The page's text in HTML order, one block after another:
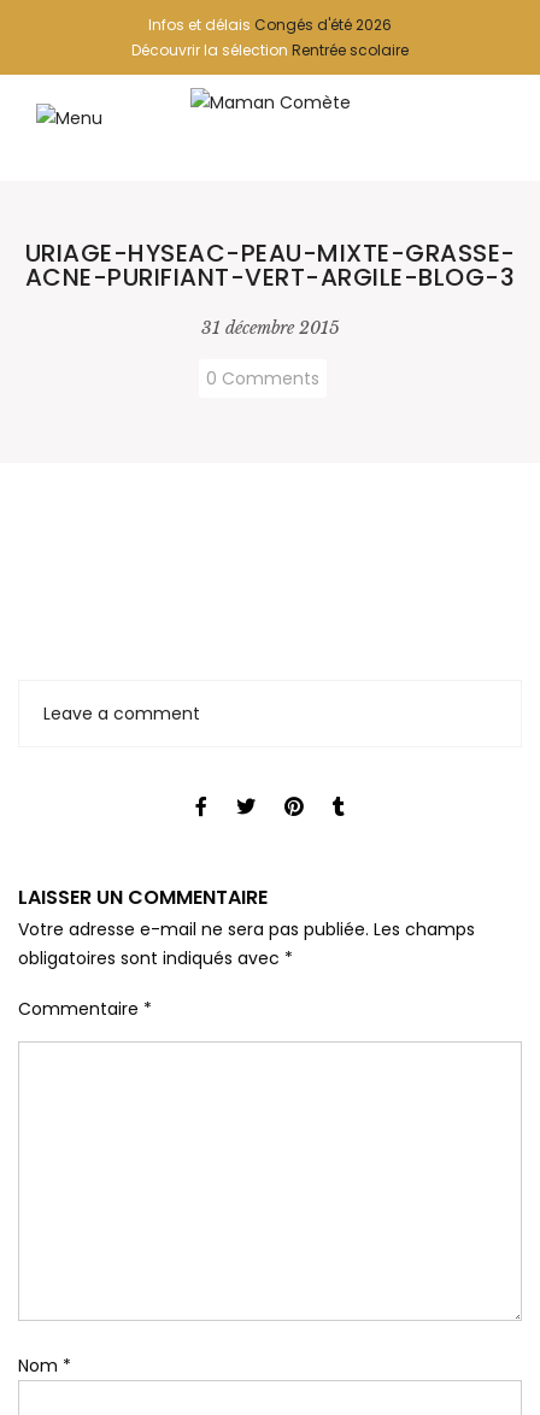
Infos et délais Congés d'été 2026
Découvrir la sélection Rentrée scolaire
URIAGE-HYSEAC-PEAU-MIXTE-GRASSE-
ACNE-PURIFIANT-VERT-ARGILE-BLOG-3
31 décembre 2015
0 Comments
Leave a comment
LAISSER UN COMMENTAIRE
Votre adresse e-mail ne sera pas publiée. Les champs
obligatoires sont indiqués avec *
Commentaire *
Nom *